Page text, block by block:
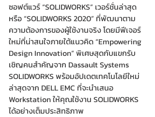
ซอฟต์แวร์ “SOLIDWORKS” เวอร์ชั่นล่าสุด
หรือ “SOLIDWORKS 2020” ที่พัฒนาตาม
ความต้องการของผู้ใช้งานจริง โดยมีฟีเจอร์
ใหม่ที่น่าสนใจภายใต้แนวคิด “Empowering
Design Innovation” พิเศษสุดกับแขกรับ
เชิญคนสำคัญจาก Dassault Systems
SOLIDWORKS พร้อมอัปเดตเทคโนโลยีใหม่
ล่าสุดจาก DELL EMC ที่จะนำเสนอ
Workstation ให้คุณใช้งาน SOLIDWORKS
ได้อย่างเต็มประสิทธิภาพ